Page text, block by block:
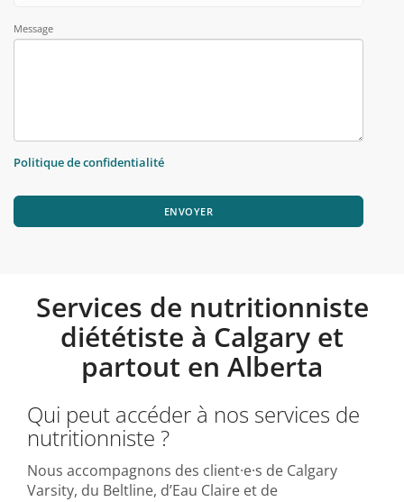
Message
Politique de confidentialité
ENVOYER
Services de nutritionniste
diététiste à Calgary et
partout en Alberta
Qui peut accéder à nos services de
nutritionniste ?
Nous accompagnons des client·e·s de Calgary
Varsity, du Beltline, d’Eau Claire et de